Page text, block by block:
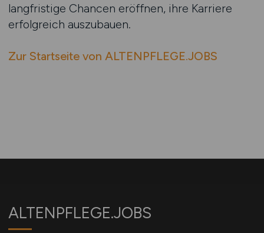
langfristige Chancen eröffnen, ihre Karriere
erfolgreich auszubauen.
Zur Startseite von ALTENPFLEGE.JOBS
ALTENPFLEGE.JOBS